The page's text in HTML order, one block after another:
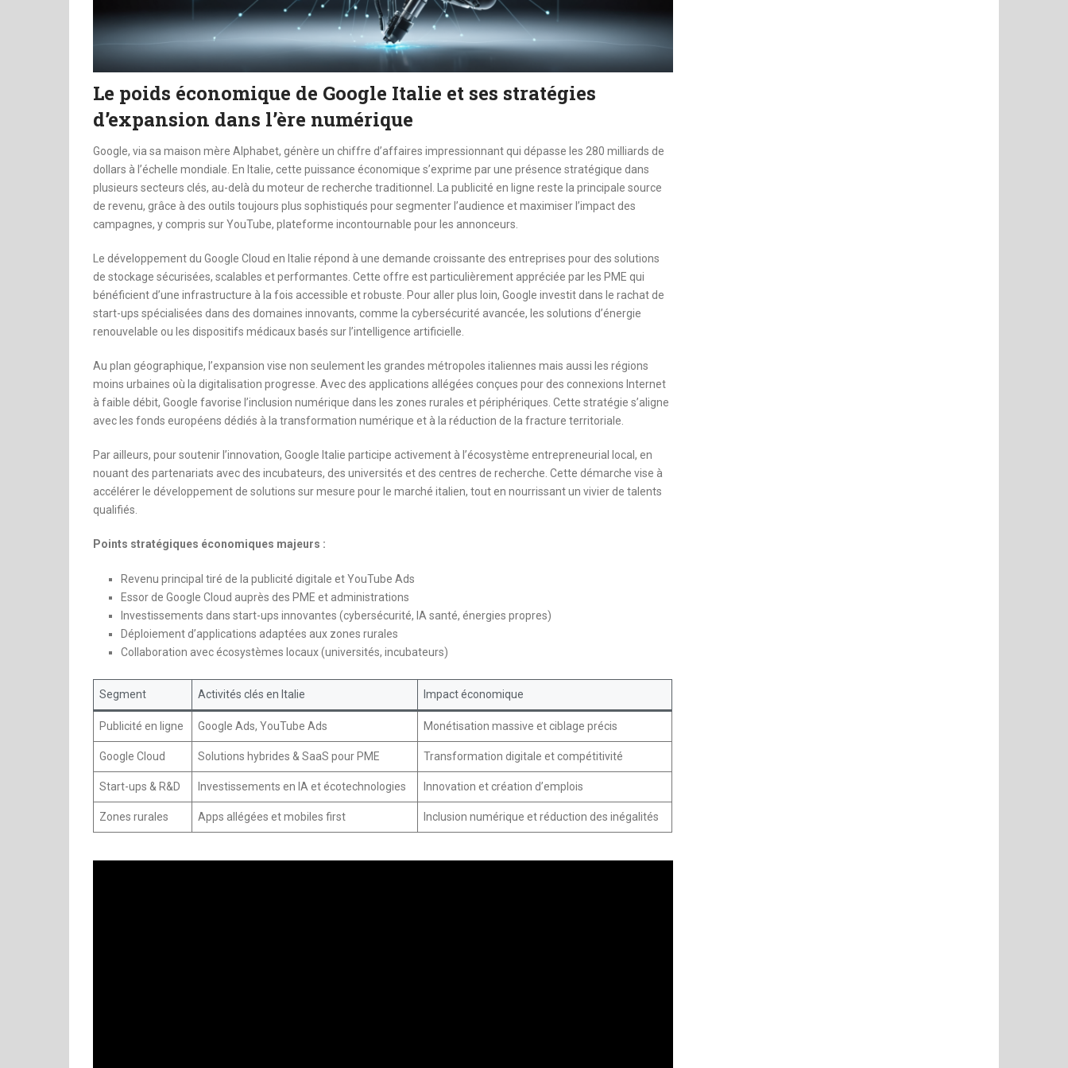
Le poids économique de Google Italie et ses stratégies
d’expansion dans l’ère numérique
Google, via sa maison mère Alphabet, génère un chiffre d’affaires impressionnant qui dépasse les 280 milliards de
dollars à l’échelle mondiale. En Italie, cette puissance économique s’exprime par une présence stratégique dans
plusieurs secteurs clés, au-delà du moteur de recherche traditionnel. La publicité en ligne reste la principale source
de revenu, grâce à des outils toujours plus sophistiqués pour segmenter l’audience et maximiser l’impact des
campagnes, y compris sur YouTube, plateforme incontournable pour les annonceurs.
Le développement du Google Cloud en Italie répond à une demande croissante des entreprises pour des solutions
de stockage sécurisées, scalables et performantes. Cette offre est particulièrement appréciée par les PME qui
bénéficient d’une infrastructure à la fois accessible et robuste. Pour aller plus loin, Google investit dans le rachat de
start-ups spécialisées dans des domaines innovants, comme la cybersécurité avancée, les solutions d’énergie
renouvelable ou les dispositifs médicaux basés sur l’intelligence artificielle.
Au plan géographique, l’expansion vise non seulement les grandes métropoles italiennes mais aussi les régions
moins urbaines où la digitalisation progresse. Avec des applications allégées conçues pour des connexions Internet
à faible débit, Google favorise l’inclusion numérique dans les zones rurales et périphériques. Cette stratégie s’aligne
avec les fonds européens dédiés à la transformation numérique et à la réduction de la fracture territoriale.
Par ailleurs, pour soutenir l’innovation, Google Italie participe activement à l’écosystème entrepreneurial local, en
nouant des partenariats avec des incubateurs, des universités et des centres de recherche. Cette démarche vise à
accélérer le développement de solutions sur mesure pour le marché italien, tout en nourrissant un vivier de talents
qualifiés.
Points stratégiques économiques majeurs :
Revenu principal tiré de la publicité digitale et YouTube Ads
Essor de Google Cloud auprès des PME et administrations
Investissements dans start-ups innovantes (cybersécurité, IA santé, énergies propres)
Déploiement d’applications adaptées aux zones rurales
Collaboration avec écosystèmes locaux (universités, incubateurs)
Segment Activités clés en Italie Impact économique
Publicité en ligne Google Ads, YouTube Ads Monétisation massive et ciblage précis
Google Cloud Solutions hybrides & SaaS pour PME Transformation digitale et compétitivité
Start-ups & R&D Investissements en IA et écotechnologies Innovation et création d’emplois
Zones rurales Apps allégées et mobiles first Inclusion numérique et réduction des inégalités